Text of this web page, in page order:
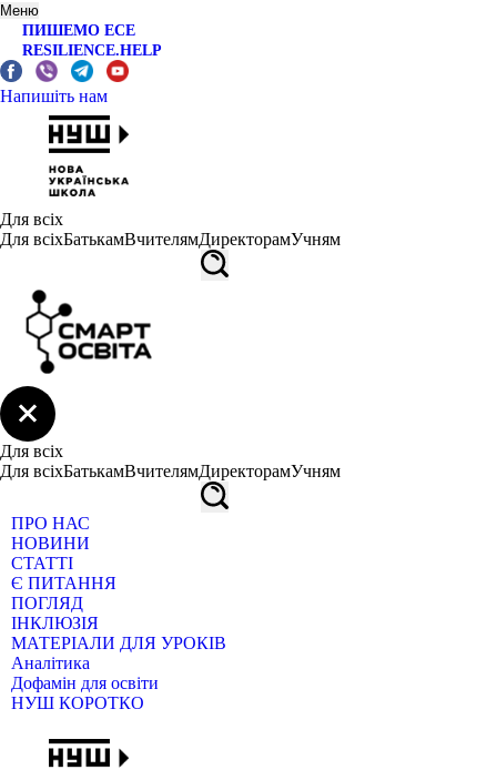
Меню
ПИШЕМО ЕСЕ
RESILIENCE.HELP
Напишіть нам
Для всіх
Для всіхБатькамВчителямДиректорамУчням
Для всіх
Для всіхБатькамВчителямДиректорамУчням
ПРО НАС
НОВИНИ
СТАТТІ
Є ПИТАННЯ
ПОГЛЯД
ІНКЛЮЗІЯ
МАТЕРІАЛИ ДЛЯ УРОКІВ
Аналітика
Дофамін для освіти
НУШ КОРОТКО